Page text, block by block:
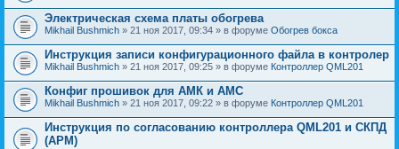
Электрическая схема платы обогрева
Mikhail Bushmich » 21 ноя 2017, 09:34 » в форуме Обогрев бокса
Инструкция записи конфигурационного файла в контролер
Mikhail Bushmich » 21 ноя 2017, 09:25 » в форуме Контроллер QML201
Конфиг прошивок для АМК и АМС
Mikhail Bushmich » 21 ноя 2017, 09:22 » в форуме Контроллер QML201
Инструкция по согласованию контроллера QML201 и СКПД
(АРМ)